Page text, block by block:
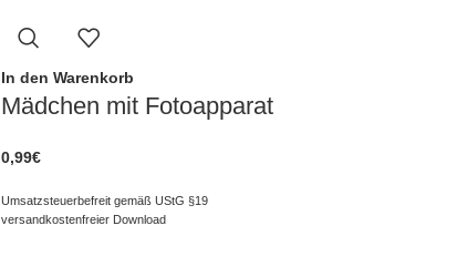
In den Warenkorb
Mädchen mit Fotoapparat
0,99€
Umsatzsteuerbefreit gemäß UStG §19
versandkostenfreier Download